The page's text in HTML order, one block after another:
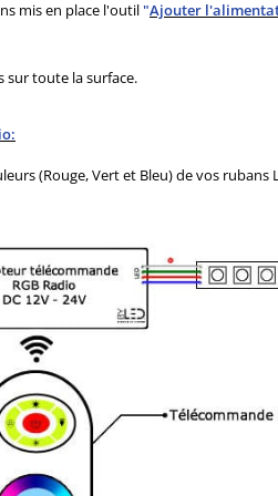
mis en place l'outil"Ajouter
sur toute la surface.
(Rouge, Vert et Bleu) de vos rubans